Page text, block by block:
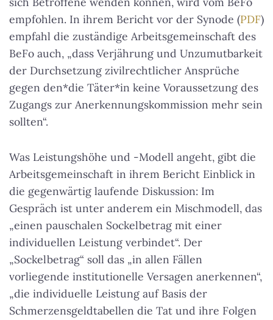
empfohlen. In ihrem Bericht vor der Synode (PDF)
empfahl die zuständige Arbeitsgemeinschaft des
BeFo auch, „dass Verjährung und Unzumutbarkeit
der Durchsetzung zivilrechtlicher Ansprüche
gegen den*die Täter*in keine Voraussetzung des
Zugangs zur Anerkennungskommission mehr sein
sollten“.
Was Leistungshöhe und -Modell angeht, gibt die
Arbeitsgemeinschaft in ihrem Bericht Einblick in
die gegenwärtig laufende Diskussion: Im
Gespräch ist unter anderem ein Mischmodell, das
„einen pauschalen Sockelbetrag mit einer
individuellen Leistung verbindet“. Der
„Sockelbetrag“ soll das „in allen Fällen
vorliegende institutionelle Versagen anerkennen“,
„die individuelle Leistung auf Basis der
Schmerzensgeldtabellen die Tat und ihre Folgen